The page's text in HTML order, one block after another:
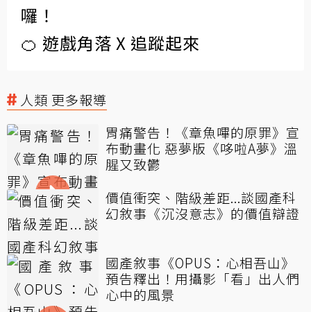
囉！
🍊 遊戲角落 X 追蹤起來
人類 更多報導
胃痛警告！《章魚嗶的原罪》宣
布動畫化 惡夢版《哆啦A夢》溫
腥又致鬱
價值衝突、階級差距...談國產科
幻敘事《沉沒意志》的價值辯證
國產敘事《OPUS：心相吾山》
預告釋出！用攝影「看」出人們
心中的風景